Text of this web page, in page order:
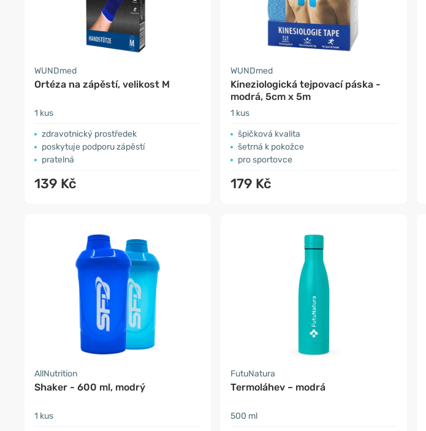
WUNDmed
Ortéza na zápěstí, velikost M
1 kus
zdravotnický prostředek
poskytuje podporu zápěstí
pratelná
139 Kč
WUNDmed
Kineziologická tejpovací páska -
modrá, 5cm x 5m
1 kus
špičková kvalita
šetrná k pokožce
pro sportovce
179 Kč
AllNutrition
Shaker - 600 ml, modrý
1 kus
FutuNatura
Termoláhev – modrá
500 ml